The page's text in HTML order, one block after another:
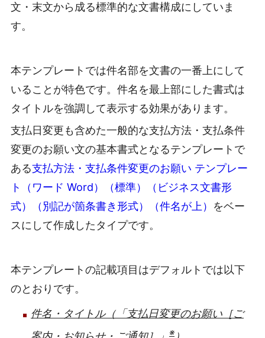
文・末文から成る標準的な文書構成にしていま
す。
本テンプレートでは件名部を文書の一番上にして
いることが特色です。件名を最上部にした書式は
タイトルを強調して表示する効果があります。
支払日変更も含めた一般的な支払方法・支払条件
変更のお願い文の基本書式となるテンプレートで
ある支払方法・支払条件変更のお願い テンプレー
ト（ワード Word）（標準）（ビジネス文書形
式）（別記が箇条書き形式）（件名が上） をベー
スにして作成したタイプです。
本テンプレートの記載項目はデフォルトでは以下
のとおりです。
件名・タイトル（「支払日変更のお願い［ご
※